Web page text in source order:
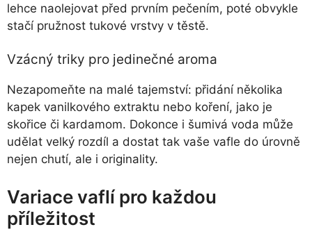
lehce naolejovat před prvním pečením, poté obvykle
stačí pružnost tukové vrstvy v těstě.
Vzácný triky pro jedinečné aroma
Nezapomeňte na malé tajemství: přidání několika
kapek vanilkového extraktu nebo koření, jako je
skořice či kardamom. Dokonce i šumivá voda může
udělat velký rozdíl a dostat tak vaše vafle do úrovně
nejen chutí, ale i originality.
Variace vaflí pro každou
příležitost